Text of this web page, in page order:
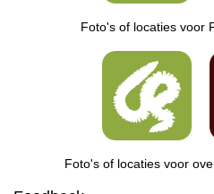
Foto's of locaties voor
Foto's of locaties voor